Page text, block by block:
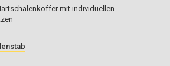
mit individuellen